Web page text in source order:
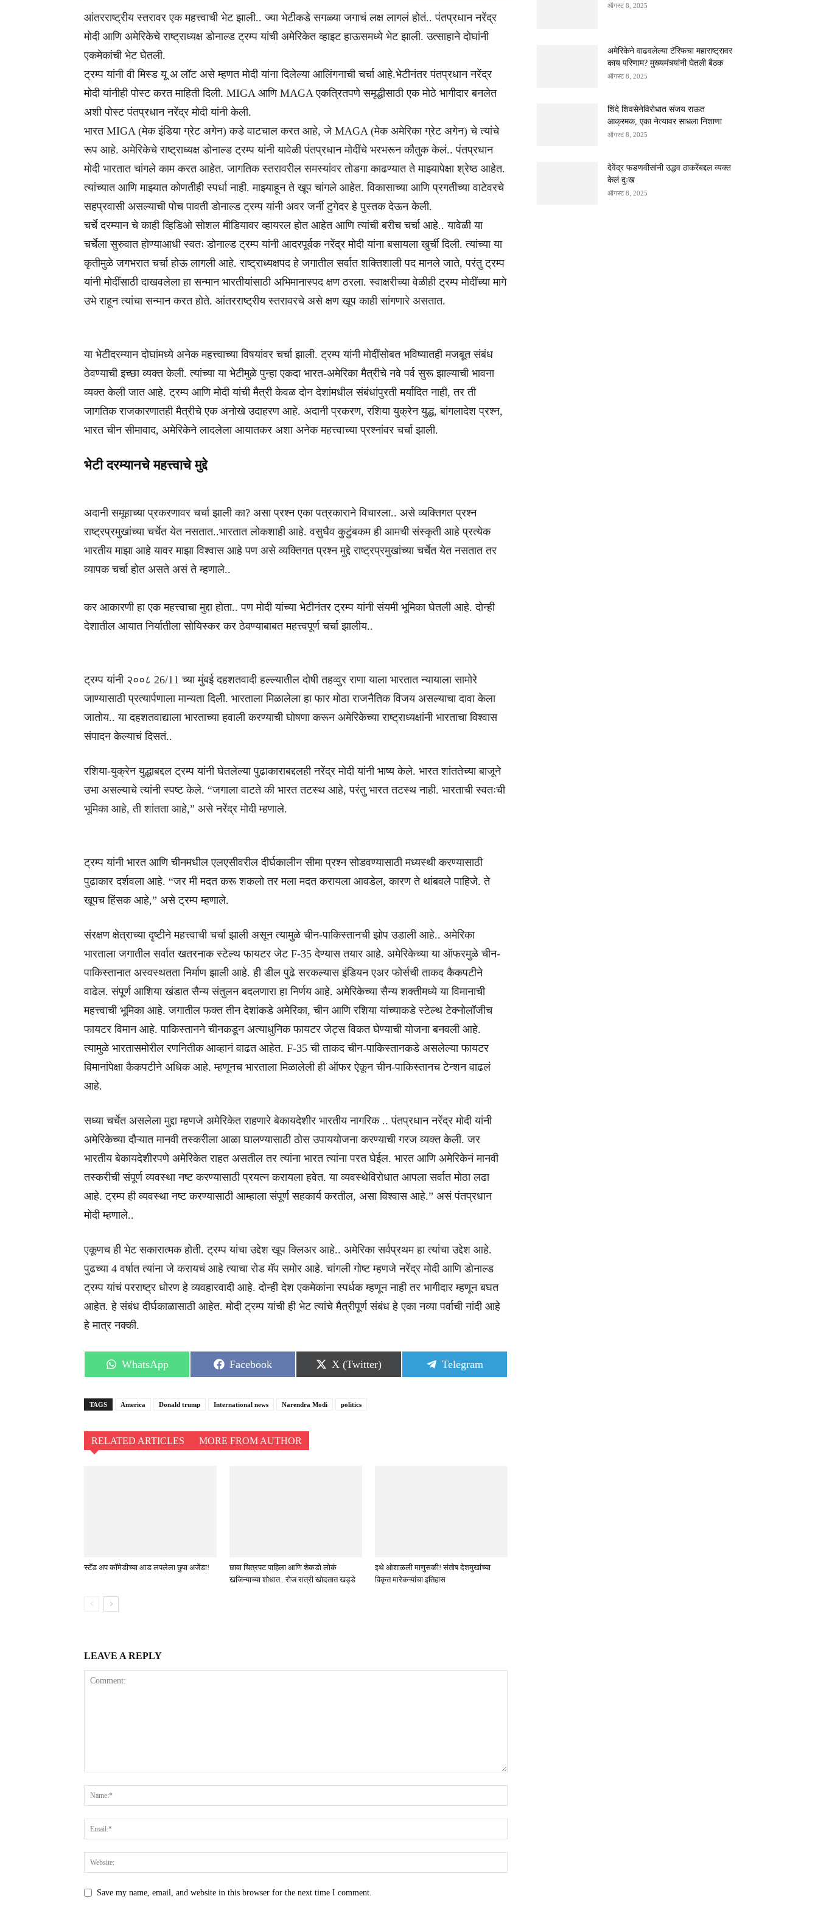
आंतरराष्ट्रीय स्तरावर एक महत्त्वाची भेट झाली.. ज्या भेटीकडे सगळ्या जगाचं लक्ष लागलं होतं.. पंतप्रधान नरेंद्र
मोदी आणि अमेरिकेचे राष्ट्राध्यक्ष डोनाल्ड ट्रम्प यांची अमेरिकेत व्हाइट हाऊसमध्ये भेट झाली. उत्साहाने दोघांनी
एकमेकांची भेट घेतली.
ट्रम्प यांनी वी मिस्ड यू अ लॉट असे म्हणत मोदी यांना दिलेल्या आलिंगनाची चर्चा आहे.भेटीनंतर पंतप्रधान नरेंद्र
मोदी यांनीही पोस्ट करत माहिती दिली. MIGA आणि MAGA एकत्रितपणे समृद्धीसाठी एक मोठे भागीदार बनलेत
अशी पोस्ट पंतप्रधान नरेंद्र मोदी यांनी केली.
भारत MIGA (मेक इंडिया ग्रेट अगेन) कडे वाटचाल करत आहे, जे MAGA (मेक अमेरिका ग्रेट अगेन) चे त्यांचे
रूप आहे. अमेरिकेचे राष्ट्राध्यक्ष डोनाल्ड ट्रम्प यांनी यावेळी पंतप्रधान मोदींचे भरभरून कौतुक केलं.. पंतप्रधान
मोदी भारतात चांगले काम करत आहेत. जागतिक स्तरावरील समस्यांवर तोडगा काढण्यात ते माझ्यापेक्षा श्रेष्ठ आहेत.
त्यांच्यात आणि माझ्यात कोणतीही स्पर्धा नाही. माझ्याहून ते खूप चांगले आहेत. विकासाच्या आणि प्रगतीच्या वाटेवरचे
सहप्रवासी असल्याची पोच पावती डोनाल्ड ट्रम्प यांनी अवर जर्नी टुगेदर हे पुस्तक देऊन केली.
चर्चे दरम्यान चे काही व्हिडिओ सोशल मीडियावर व्हायरल होत आहेत आणि त्यांची बरीच चर्चा आहे.. यावेळी या
चर्चेला सुरुवात होण्याआधी स्वतः डोनाल्ड ट्रम्प यांनी आदरपूर्वक नरेंद्र मोदी यांना बसायला खुर्ची दिली. त्यांच्या या
कृतीमुळे जगभरात चर्चा होऊ लागली आहे. राष्ट्राध्यक्षपद हे जगातील सर्वात शक्तिशाली पद मानले जाते, परंतु ट्रम्प
यांनी मोदींसाठी दाखवलेला हा सन्मान भारतीयांसाठी अभिमानास्पद क्षण ठरला. स्वाक्षरीच्या वेळीही ट्रम्प मोदींच्या मागे
उभे राहून त्यांचा सन्मान करत होते. आंतरराष्ट्रीय स्तरावरचे असे क्षण खूप काही सांगणारे असतात.
या भेटीदरम्यान दोघांमध्ये अनेक महत्त्वाच्या विषयांवर चर्चा झाली. ट्रम्प यांनी मोदींसोबत भविष्यातही मजबूत संबंध
ठेवण्याची इच्छा व्यक्त केली. त्यांच्या या भेटीमुळे पुन्हा एकदा भारत-अमेरिका मैत्रीचे नवे पर्व सुरू झाल्याची भावना
व्यक्त केली जात आहे. ट्रम्प आणि मोदी यांची मैत्री केवळ दोन देशांमधील संबंधांपुरती मर्यादित नाही, तर ती
जागतिक राजकारणातही मैत्रीचे एक अनोखे उदाहरण आहे. अदानी प्रकरण, रशिया युक्रेन युद्ध, बांगलादेश प्रश्न,
भारत चीन सीमावाद, अमेरिकेने लादलेला आयातकर अशा अनेक महत्त्वाच्या प्रश्नांवर चर्चा झाली.
भेटी दरम्यानचे महत्त्वाचे मुद्दे
अदानी समूहाच्या प्रकरणावर चर्चा झाली का? असा प्रश्न एका पत्रकाराने विचारला.. असे व्यक्तिगत प्रश्न
राष्ट्रप्रमुखांच्या चर्चेत येत नसतात..भारतात लोकशाही आहे. वसुधैव कुटुंबकम ही आमची संस्कृती आहे प्रत्येक
भारतीय माझा आहे यावर माझा विश्वास आहे पण असे व्यक्तिगत प्रश्न मुद्दे राष्ट्रप्रमुखांच्या चर्चेत येत नसतात तर
व्यापक चर्चा होत असते असं ते म्हणाले..
कर आकारणी हा एक महत्त्वाचा मुद्दा होता.. पण मोदी यांच्या भेटीनंतर ट्रम्प यांनी संयमी भूमिका घेतली आहे. दोन्ही
देशातील आयात निर्यातीला सोयिस्कर कर ठेवण्याबाबत महत्त्वपूर्ण चर्चा झालीय..
ट्रम्प यांनी २००८ 26/11 च्या मुंबई दहशतवादी हल्ल्यातील दोषी तहव्वुर राणा याला भारतात न्यायाला सामोरे
जाण्यासाठी प्रत्यार्पणाला मान्यता दिली. भारताला मिळालेला हा फार मोठा राजनैतिक विजय असल्याचा दावा केला
जातोय.. या दहशतवाद्याला भारताच्या हवाली करण्याची घोषणा करून अमेरिकेच्या राष्ट्राध्यक्षांनी भारताचा विश्वास
संपादन केल्याचं दिसतं..
रशिया-युक्रेन युद्धाबद्दल ट्रम्प यांनी घेतलेल्या पुढाकाराबद्दलही नरेंद्र मोदी यांनी भाष्य केले. भारत शांततेच्या बाजूने
उभा असल्याचे त्यांनी स्पष्ट केले. “जगाला वाटते की भारत तटस्थ आहे, परंतु भारत तटस्थ नाही. भारताची स्वतःची
भूमिका आहे, ती शांतता आहे,” असे नरेंद्र मोदी म्हणाले.
ट्रम्प यांनी भारत आणि चीनमधील एलएसीवरील दीर्घकालीन सीमा प्रश्न सोडवण्यासाठी मध्यस्थी करण्यासाठी
पुढाकार दर्शवला आहे. “जर मी मदत करू शकलो तर मला मदत करायला आवडेल, कारण ते थांबवले पाहिजे. ते
खूपच हिंसक आहे,” असे ट्रम्प म्हणाले.
संरक्षण क्षेत्राच्या दृष्टीने महत्त्वाची चर्चा झाली असून त्यामुळे चीन-पाकिस्तानची झोप उडाली आहे.. अमेरिका
भारताला जगातील सर्वात खतरनाक स्टेल्थ फायटर जेट F-35 देण्यास तयार आहे. अमेरिकेच्या या ऑफरमुळे चीन-
पाकिस्तानात अस्वस्थतता निर्माण झाली आहे. ही डील पुढे सरकल्यास इंडियन एअर फोर्सची ताकद कैकपटीने
वाढेल. संपूर्ण आशिया खंडात सैन्य संतुलन बदलणारा हा निर्णय आहे. अमेरिकेच्या सैन्य शक्तीमध्ये या विमानाची
महत्त्वाची भूमिका आहे. जगातील फक्त तीन देशांकडे अमेरिका, चीन आणि रशिया यांच्याकडे स्टेल्थ टेक्नोलॉजीच
फायटर विमान आहे. पाकिस्तानने चीनकडून अत्याधुनिक फायटर जेट्स विकत घेण्याची योजना बनवली आहे.
त्यामुळे भारतासमोरील रणनितीक आव्हानं वाढत आहेत. F-35 ची ताकद चीन-पाकिस्तानकडे असलेल्या फायटर
विमानांपेक्षा कैकपटीने अधिक आहे. म्हणूनच भारताला मिळालेली ही ऑफर ऐकून चीन-पाकिस्तानच टेन्शन वाढलं
आहे.
सध्या चर्चेत असलेला मुद्दा म्हणजे अमेरिकेत राहणारे बेकायदेशीर भारतीय नागरिक .. पंतप्रधान नरेंद्र मोदी यांनी
अमेरिकेच्या दौऱ्यात मानवी तस्करीला आळा घालण्यासाठी ठोस उपाययोजना करण्याची गरज व्यक्त केली. जर
भारतीय बेकायदेशीरपणे अमेरिकेत राहत असतील तर त्यांना भारत त्यांना परत घेईल. भारत आणि अमेरिकेनं मानवी
तस्करीची संपूर्ण व्यवस्था नष्ट करण्यासाठी प्रयत्न करायला हवेत. या व्यवस्थेविरोधात आपला सर्वात मोठा लढा
आहे. ट्रम्प ही व्यवस्था नष्ट करण्यासाठी आम्हाला संपूर्ण सहकार्य करतील, असा विश्वास आहे.” असं पंतप्रधान
मोदी म्हणाले..
एकूणच ही भेट सकारात्मक होती. ट्रम्प यांचा उद्देश खूप क्लिअर आहे.. अमेरिका सर्वप्रथम हा त्यांचा उद्देश आहे.
पुढच्या 4 वर्षात त्यांना जे करायचं आहे त्याचा रोड मॅप समोर आहे. चांगली गोष्ट म्हणजे नरेंद्र मोदी आणि डोनाल्ड
ट्रम्प यांचं परराष्ट्र धोरण हे व्यवहारवादी आहे. दोन्ही देश एकमेकांना स्पर्धक म्हणून नाही तर भागीदार म्हणून बघत
आहेत. हे संबंध दीर्घकाळासाठी आहेत. मोदी ट्रम्प यांची ही भेट त्यांचे मैत्रीपूर्ण संबंध हे एका नव्या पर्वाची नांदी आहे
हे मात्र नक्की.
Share
on
WhatsApp
Share
on
Facebook
Share
on
X (Twitter)
Share
on
Telegram
TAGS America Donald trump International news Narendra Modi politics
RELATED ARTICLES MORE FROM AUTHOR
स्टँड अप कॉमेडीच्या आड लपलेला छुपा अजेंडा!
छावा चित्रपट पाहिला आणि शेकडो लोकं
खजिन्याच्या शोधात.. रोज रात्री खोदतात खड्डे
इथे ओशाळली माणुसकी! संतोष देशमुखांच्या
विकृत मारेकऱ्यांचा इतिहास
LEAVE A REPLY
Save my name, email, and website in this browser for the next time I comment.
ऑगस्ट 8, 2025
अमेरिकेने वाढवलेल्या टॅरिफचा महाराष्ट्रावर
काय परिणाम? मुख्यमंत्र्यांनी घेतली बैठक
ऑगस्ट 8, 2025
शिंदे शिवसेनेविरोधात संजय राऊत
आक्रमक, एका नेत्यावर साधला निशाणा
ऑगस्ट 8, 2025
देवेंद्र फडणवीसांनी उद्धव ठाकरेंबद्दल व्यक्त
केलं दुःख
ऑगस्ट 8, 2025